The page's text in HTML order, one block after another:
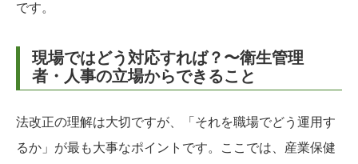
です。
現場ではどう対応すれば？〜衛生管理
者・人事の立場からできること
法改正の理解は大切ですが、「それを職場でどう運用す
るか」が最も大事なポイントです。ここでは、産業保健